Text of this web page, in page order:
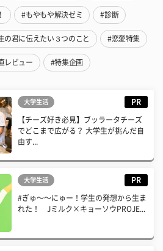
#もやもや解決ゼミ #診断
の君に伝えたい３つのこと #恋愛特集
レビュー #特集企画
大学生活 PR
【チーズ好き必見】ブッラータチーズ
でどこまで広がる？ 大学生が挑んだ自
由す...
大学生活 PR
#ぎゅ〜〜にゅー！学生の発想から生ま
れた！ Jミルク×キョーソウPROJE...